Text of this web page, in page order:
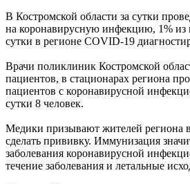
В Костромской области за сутки
на коронавирусную инфекцию, 1% из
сутки в регионе COVID-19
Врачи поликлиник Костромской
пациентов, в стационарах региона
пациентов с коронавирусной
сутки 8 человек.
Медики призывают жителей региона
сделать прививку. Иммунизация
заболевания коронавирусной
течение заболевания и летальные